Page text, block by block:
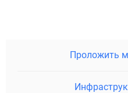
Проложить